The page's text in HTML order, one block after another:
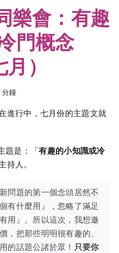
樂會：有趣
門概念
）
鐘
進行中，七月份的主題文就
題是：「有趣的小知識或冷
持人。
問題的第一個念頭居然不
有什麼用』，忽略了滿足
用』。所以這次，我想邀
，把那些明明很有趣的、
的話題公諸於眾！ 只要你